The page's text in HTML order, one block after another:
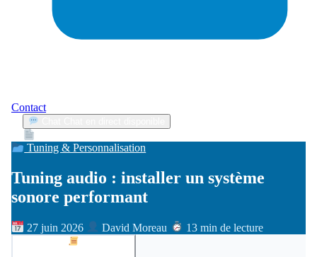
Contact
Tuning & Personnalisation
Tuning audio : installer un système
sonore performant
27 juin 2026 David Moreau 13 min de lecture